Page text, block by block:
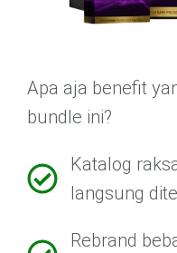
Apa aja benefit
bundle ini?
Katalog
langsung
Rebrand